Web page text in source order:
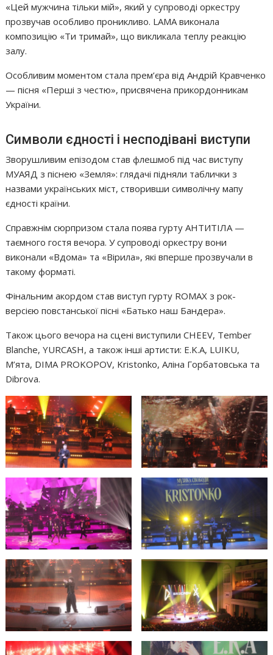
«Цей мужчина тільки мій», який у супроводі оркестру
прозвучав особливо проникливо. LAMA виконала
композицію «Ти тримай», що викликала теплу реакцію
залу.
Особливим моментом стала прем’єра від Андрій Кравченко
— пісня «Перші з честю», присвячена прикордонникам
України.
Символи єдності і несподівані виступи
Зворушливим епізодом став флешмоб під час виступу
МУАЯД з піснею «Земля»: глядачі підняли таблички з
назвами українських міст, створивши символічну мапу
єдності країни.
Справжнім сюрпризом стала поява гурту АНТИТІЛА —
таємного гостя вечора. У супроводі оркестру вони
виконали «Вдома» та «Вірила», які вперше прозвучали в
такому форматі.
Фінальним акордом став виступ гурту ROMAX з рок-
версією повстанської пісні «Батько наш Бандера».
Також цього вечора на сцені виступили CHEEV, Tember
Blanche, YURCASH, а також інші артисти: E.K.A, LUIKU,
М’ята, DIMA PROKOPOV, Kristonko, Аліна Горбатовська та
Dibrova.